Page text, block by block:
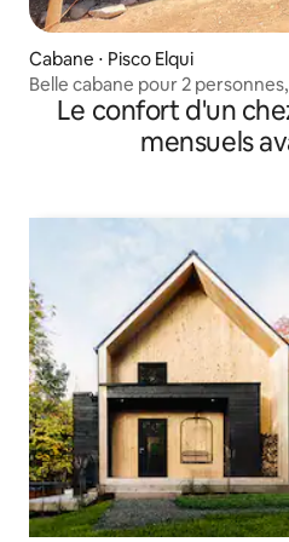
Cabane ⋅ Pisco Elqui
Belle cabane pour 2
Le confort d'un
mensuels